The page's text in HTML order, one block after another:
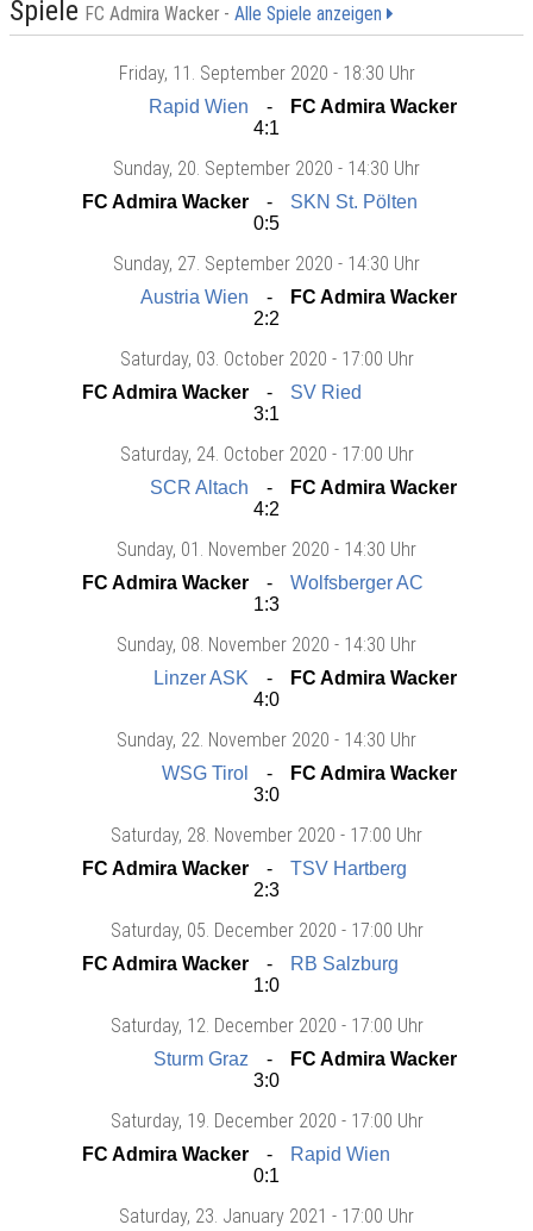
Spiele FC Admira Wacker - Alle Spiele anzeigen
Friday, 11. September 2020 - 18:30 Uhr
Rapid Wien
FC Admira Wacker
4:1
Sunday, 20. September 2020 - 14:30 Uhr
FC Admira Wacker
SKN St. Pölten
0:5
Sunday, 27. September 2020 - 14:30 Uhr
Austria Wien
FC Admira Wacker
2:2
Saturday, 03. October 2020 - 17:00 Uhr
FC Admira Wacker
SV Ried
3:1
Saturday, 24. October 2020 - 17:00 Uhr
SCR Altach
FC Admira Wacker
4:2
Sunday, 01. November 2020 - 14:30 Uhr
FC Admira Wacker
Wolfsberger AC
1:3
Sunday, 08. November 2020 - 14:30 Uhr
Linzer ASK
FC Admira Wacker
4:0
Sunday, 22. November 2020 - 14:30 Uhr
WSG Tirol
FC Admira Wacker
3:0
Saturday, 28. November 2020 - 17:00 Uhr
FC Admira Wacker
TSV Hartberg
2:3
Saturday, 05. December 2020 - 17:00 Uhr
FC Admira Wacker
RB Salzburg
1:0
Saturday, 12. December 2020 - 17:00 Uhr
Sturm Graz
FC Admira Wacker
3:0
Saturday, 19. December 2020 - 17:00 Uhr
FC Admira Wacker
Rapid Wien
0:1
Saturday, 23. January 2021 - 17:00 Uhr